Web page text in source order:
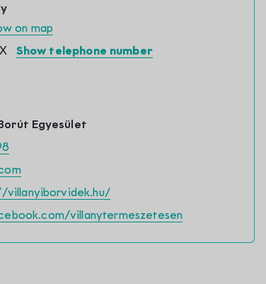
on map
Show telephone number
Egyesület
villanyiborvidek.hu/
villanytermeszetesen